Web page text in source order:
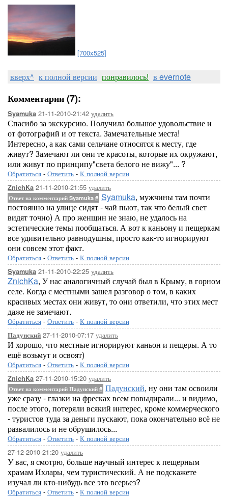
[700x525]
вверх^ к полной версии понравилось! в evernote
Комментарии (7):
Syamuka 21-11-2010-21:42 удалить
Спасибо за экскурсию. Получила большое удовольствие и
от фотографий и от текста. Замечательные места!
Интересно, а как сами сельчане относятся к месту, где
живут? Замечают ли они те красоты, которые их окружают,
или живут по принципу"света белого не вижу"... ?
Обратиться - Ответить - К полной версии
ZnichKa 21-11-2010-21:55 удалить
Ответ на комментарий Syamuka # Syamuka, мужчины там почти
постоянно на улице сидят - чай пьют, так что белый свет
видят точно) А про женщин не знаю, не удалось на
эстетические темы пообщаться. А вот к каньону и пещеркам
все удивительно равнодушны, просто как-то игнорируют
они совсем этот факт.
Обратиться - Ответить - К полной версии
Syamuka 21-11-2010-22:25 удалить
ZnichKa, У нас аналогичный случай был в Крыму, в горном
селе. Когда с местными зашел разговор о том, в каких
красивых местах они живут, то они ответили, что этих мест
даже не замечают.
Обратиться - Ответить - К полной версии
Падунский 27-11-2010-07:17 удалить
И хорошо, что местные игнорируют каньон и пещеры. А то
ещё возьмут и освоят)
Обратиться - Ответить - К полной версии
ZnichKa 27-11-2010-15:20 удалить
Ответ на комментарий Падунский # Падунский, ну они там освоили
уже сразу - глазки на фресках всем повыдирали... и видимо,
после этого, потеряли всякий интерес, кроме коммерческого
- туристов туда за деньги пускают, пока окончательно всё не
развалилось и не обрушилось...
Обратиться - Ответить - К полной версии
27-12-2010-21:20 удалить
У вас, я смотрю, больше научный интерес к пещерным
храмам Ихлары, чем туристический. А не подскажете
изучал ли кто-нибудь все это всерьез?
Обратиться - Ответить - К полной версии